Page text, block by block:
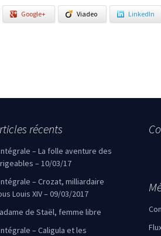
Google+ Viadeo LinkedIn
récents
– La folle aventure des
– 10/03/17
– Crozat, milliardaire
Louis XIV – 09/03/2017
de Staël, femme libre
– Caligula et les